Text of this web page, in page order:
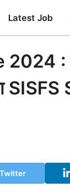
Latest Job
:
Twitter